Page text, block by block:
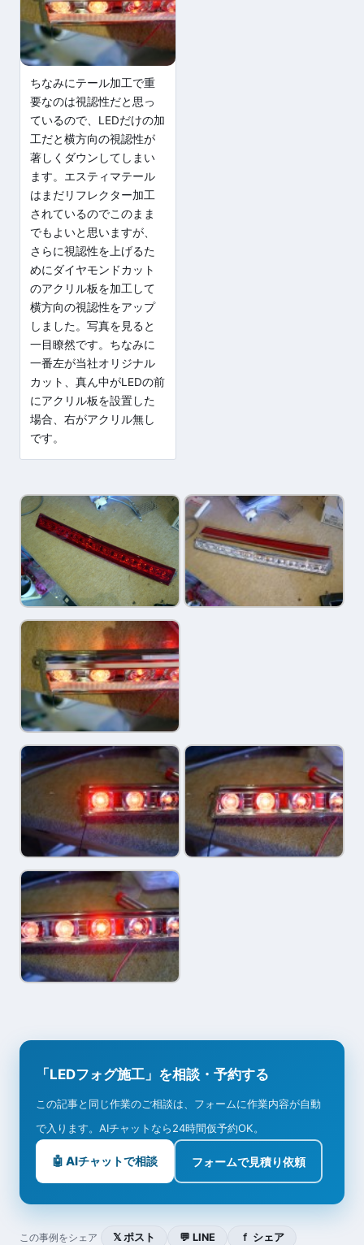
ちなみにテール加工で重
要なのは視認性だと思っ
ているので、LEDだけの加
工だと横方向の視認性が
著しくダウンしてしまい
ます。エスティマテール
はまだリフレクター加工
されているのでこのまま
でもよいと思いますが、
さらに視認性を上げるた
めにダイヤモンドカット
のアクリル板を加工して
横方向の視認性をアップ
しました。写真を見ると
一目瞭然です。ちなみに
一番左が当社オリジナル
カット、真ん中がLEDの前
にアクリル板を設置した
場合、右がアクリル無し
です。
「LEDフォグ施工」を相談・予約する
この記事と同じ作業のご相談は、フォームに作業内容が自動
で入ります。AIチャットなら24時間仮予約OK。
🤖 AIチャットで相談 フォームで見積り依頼
この事例をシェア 𝕏 ポスト 💬 LINE
ｆ シェア